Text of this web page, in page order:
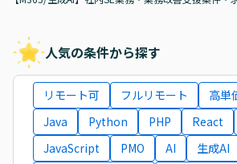
人気の条件から探す
リモート可 フルリモート 高単
Java
Python PHP React
JavaScript
PMO AI
生成AI